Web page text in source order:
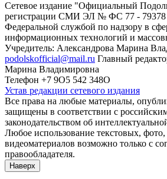
Сетевое издание "Официальный
регистрации СМИ ЭЛ № ФС 77 - 79378
Федеральной службой по надзору в
информационных технологий и
Учредитель: Александрова Марина
podolskofficial@mail.ru Главный
Марина Владимировна
Телефон +7 9О5 542 348О
Устав редакции сетевого издания
Все права на любые материалы,
защищены в соответствии с
законодательством об
Любое использование текстовых, фото,
видеоматериалов возможно только с
правообладателя.
Наверх